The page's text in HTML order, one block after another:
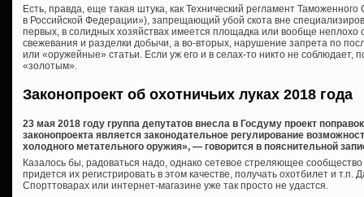
Есть, правда, еще такая штука, как Технический регламент
в Российской Федерации»), запрещающий убой скота вне
первых, в солидных хозяйствах имеется площадка или вообще
свежевания и разделки добычи, а во-вторых, нарушение запрета по
или «оружейные» статьи. Если уж его и в селах-то никто не соблюдает,
«золотым».
Законопроект об охотничьих луках 2018 года
23 мая 2018 году группа депутатов внесла в Госдуму проект
законопроекта является законодательное регулирование
холодного метательного оружия», — говорится в пояснительной
Казалось бы, радоваться надо, однако сетевое стреляющее
придется их регистрировать в этом качестве, получать охотбилет и т.п.
Спорттоварах или интернет-магазине уже так просто не удастся.